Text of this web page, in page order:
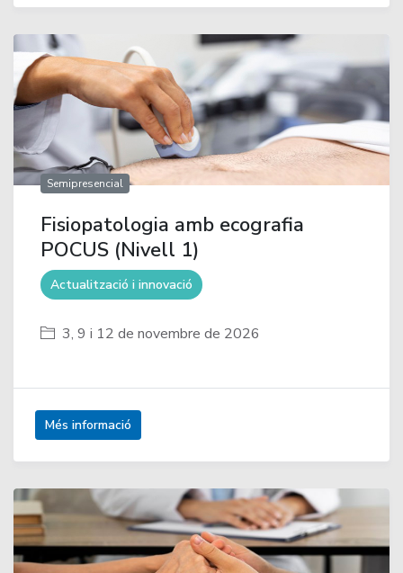
Semipresencial
Fisiopatologia amb ecografia
POCUS (Nivell 1)
Actualització i innovació
3, 9 i 12 de novembre de 2026
Més informació